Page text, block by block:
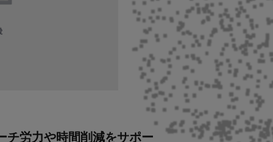
労力や時間削減をサポー